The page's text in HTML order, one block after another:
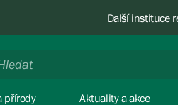
Další instituce
přírody Aktuality a akce